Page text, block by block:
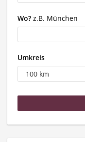
Wo? z.B. München
Umkreis